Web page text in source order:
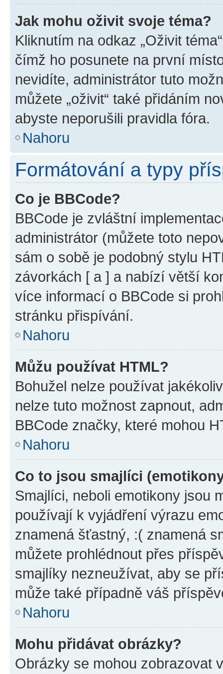
Jak mohu oživit svoje téma?
Kliknutím na odkaz „Oživit
čímž ho posunete na první
nevidíte, administrátor tuto
můžete „oživit“ také přidáním
abyste neporušili pravidla fóra.
Nahoru
Formátování a typy
Co je BBCode?
BBCode je zvláštní
administrátor (můžete toto
sám o sobě je podobný stylu
závorkách [ a ] a nabízí větší
více informací o BBCode si
stránku přispívání.
Nahoru
Můžu používat HTML?
Bohužel nelze používat
nelze tuto možnost zapnout,
BBCode značky, které mohou
Nahoru
Co to jsou smajlíci
Smajlíci, neboli emotikony jsou
používají k vyjádření výrazu
znamená šťastný, :( znamená
můžete prohlédnout přes
smajlíky nezneužívat, aby se
může také případně váš
Nahoru
Mohu přidávat obrázky?
Obrázky se mohou zobrazovat